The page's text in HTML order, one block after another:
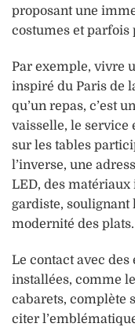
proposant une
costumes et parfois
Par exemple, vivre
inspiré du Paris de
qu’un repas, c’est
vaisselle, le service
sur les tables
l’inverse, une
LED, des matériaux
gardiste,
modernité des plats.
Le contact avec
installées, comme
cabarets, complète
citer